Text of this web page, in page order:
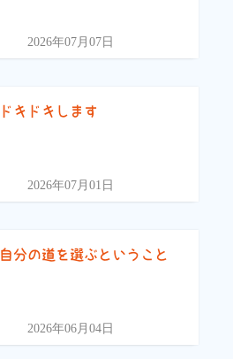
2026年07月07日
ドキドキします
2026年07月01日
自分の道を選ぶということ
2026年06月04日